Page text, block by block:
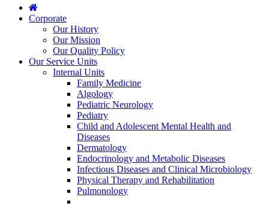
Corporate
Our History
Our Mission
Our Quality Policy
Our Service Units
Internal Units
Family Medicine
Algology
Pediatric Neurology
Pediatry
Child and Adolescent Mental Health and
Diseases
Dermatology
Endocrinology and Metabolic Diseases
Infectious Diseases and Clinical Microbiology
Physical Therapy and Rehabilitation
Pulmonology